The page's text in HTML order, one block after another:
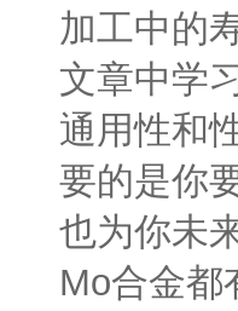
加工中的
文章中学
通用性和
要的是你
也为你未
Mo合金